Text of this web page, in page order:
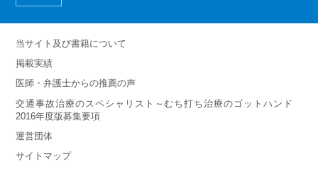
当サイト及び書籍について
掲載実績
医師・弁護士からの推薦の声
交通事故治療のスペシャリスト～むち打ち治療のゴットハンド
2016年度版募集要項
運営団体
サイトマップ